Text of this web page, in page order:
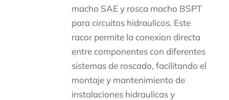
macho SAE y rosca macho BSPT
para circuitos hidraulicos. Este
racor permite la conexion directa
entre componentes con diferentes
sistemas de roscado, facilitando el
montaje y mantenimiento de
instalaciones hidraulicas y